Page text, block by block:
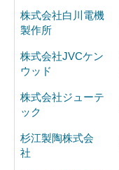
株式会社白川電機
製作所
株式会社JVCケン
ウッド
株式会社ジューテ
ック
杉江製陶株式会
社